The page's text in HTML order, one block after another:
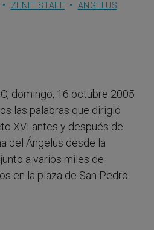
ZENIT STAFF ANGELUS
domingo, 16 octubre 2005
las palabras que dirigió
XVI antes y después de
del Ángelus desde la
a varios miles de
en la plaza de San Pedro